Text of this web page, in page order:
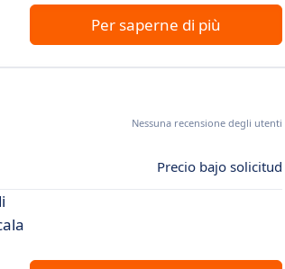
Per saperne di più
Nessuna recensione degli utenti
Precio bajo solicitud